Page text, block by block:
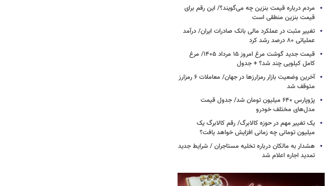
مردم درباره قیمت بنزین چه می‌گویند؟/ این رقم برای
قیمت بنزین منطقی است
تغییر مثبت در عملکرد مالی بانک صادرات ایران/ درآمد
عملیاتی ۸۰ درصد رشد کرد
قیمت جدید گوشت مرغ امروز ۱۵ مرداد ۱۴۰۵/ مرغ
کامل کیلویی چند شد؟ + جدول
آخرین وضعیت بازار رمزارزها در جهان/ معاملات ۶ رمزارز
متوقف شد
پژوپارس ۶۴۰ میلیون تومان شد/ جدول قیمت
مدل‌های مختلف خودرو
یک تغییر مهم در حوزه کالابرگ/ رقم کالابرگ یک
میلیون تومانی چه زمانی افزایش خواهد یافت؟
هشدار به مالکان درباره تخلیه مستاجران / شرایط جدید
تمدید اجاره اعلام شد